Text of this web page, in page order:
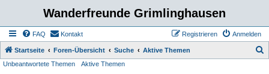
Wanderfreunde Grimlinghausen
FAQ Kontakt Anmelden
Registrieren
Startseite Foren-Übersicht Suche Aktive Themen
Unbeantwortete Themen Aktive Themen